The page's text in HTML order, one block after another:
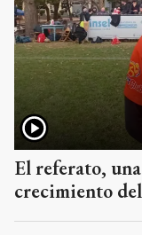
El referato,
crecimiento